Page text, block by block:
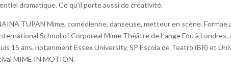
dramatique. Ce qu’il porte aussi de créativité.
TUPAN Mime, comédienne, danseuse, metteur en scène.
School of Corporeal Mime Théâtre de L’ange Fou à
15 ans, notamment Essex University, SP Escola de Teatro (BR) et
MIME IN MOTION.